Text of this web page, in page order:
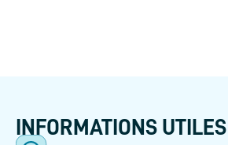
INFORMATIONS UTILES